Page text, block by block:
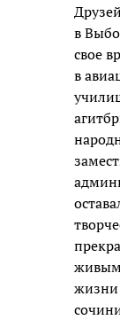
в
свое
в
живым
жизни